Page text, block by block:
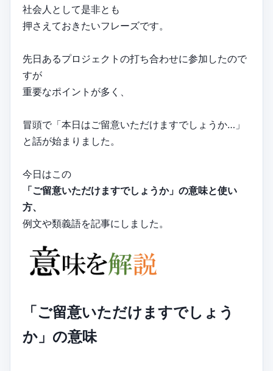
社会人として是非とも
押さえておきたいフレーズです。
先日あるプロジェクトの打ち合わせに参加したので
すが
重要なポイントが多く、
冒頭で「本日はご留意いただけますでしょうか…」
と話が始まりました。
今日はこの
「ご留意いただけますでしょうか」の意味と使い
方、
例文や類義語を記事にしました。
「ご留意いただけますでしょう
か」の意味